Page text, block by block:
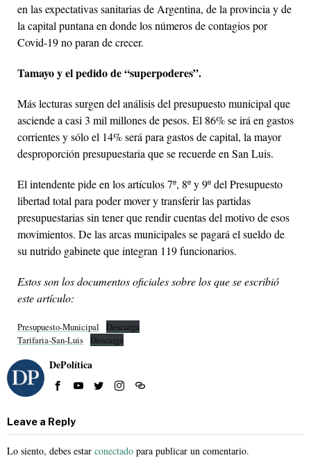
en las expectativas sanitarias de Argentina, de la provincia y de
la capital puntana en donde los números de contagios por
Covid-19 no paran de crecer.
Tamayo y el pedido de “superpoderes”.
Más lecturas surgen del análisis del presupuesto municipal que
asciende a casi 3 mil millones de pesos. El 86% se irá en gastos
corrientes y sólo el 14% será para gastos de capital, la mayor
desproporción presupuestaria que se recuerde en San Luis.
El intendente pide en los artículos 7º, 8º y 9º del Presupuesto
libertad total para poder mover y transferir las partidas
presupuestarias sin tener que rendir cuentas del motivo de esos
movimientos. De las arcas municipales se pagará el sueldo de
su nutrido gabinete que integran 119 funcionarios.
Estos son los documentos oficiales sobre los que se escribió
este artículo:
Presupuesto-Municipal
Descarga
Tarifaria-San-Luis
Descarga
DePolítica
Leave a Reply
Lo siento, debes estar conectado para publicar un comentario.